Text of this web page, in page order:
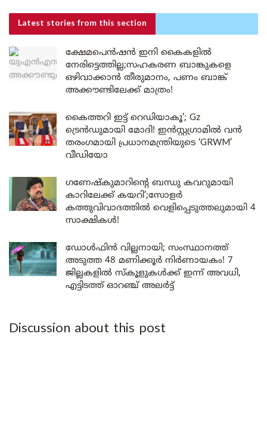
Latest stories from this section
ക്ഷേമപെൻഷൻ ഇനി കൈകളിൽ
നേരിട്ടെത്തില്ല;സഹകരണ ബാങ്കുകളെ
ഒഴിവാക്കാൻ തീരുമാനം, പണം ബാങ്ക്
അക്കൗണ്ടിലേക്ക് മാത്രം!
കൈത്തറി ഇട്ട് റെഡിയാകൂ’; Gz
ട്രെൻഡുമായി മോദി! ഇൻസ്റ്റഗ്രാമിൽ വൻ
തരംഗമായി പ്രധാനമന്ത്രിയുടെ ‘GRWM’
വീഡിയോ
ഗണേഷ്കുമാറിന്റെ ബന്ധു കവറുമായി
കാറിലേക്ക് കയറി’;സോളർ
കത്തുവിവാദത്തിൽ വെളിപ്പെടുത്തലുമായി 4
സാക്ഷികൾ!
ഡോൾഫിൻ വില്ലനായി; സംസ്ഥാനത്ത്
അടുത്ത 48 മണിക്കൂർ നിർണായകം! 7
ജില്ലകളിൽ സ്കൂളുകൾക്ക് ഇന്ന് അവധി,
എട്ടിടത്ത് ഓറഞ്ച് അലർട്ട്
Discussion about this post